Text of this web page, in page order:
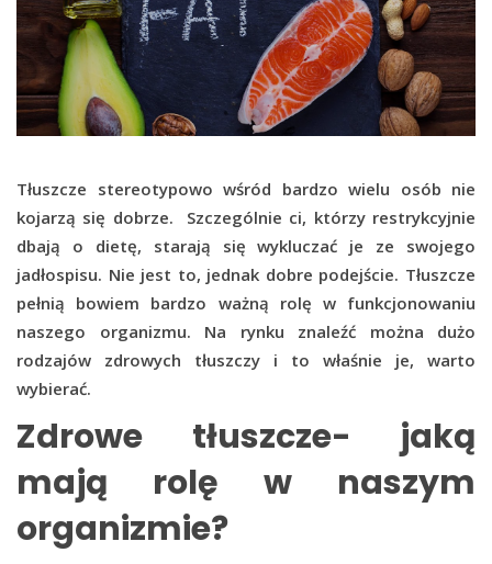
​Tłuszcze stereotypowo wśród bardzo wielu osób nie
kojarzą się dobrze. Szczególnie ci, którzy restrykcyjnie
dbają o dietę, starają się wykluczać je ze swojego
jadłospisu. Nie jest to, jednak dobre podejście. Tłuszcze
pełnią bowiem bardzo ważną rolę w funkcjonowaniu
naszego organizmu. Na rynku znaleźć można dużo
rodzajów zdrowych tłuszczy i to właśnie je, warto
wybierać.
Zdrowe tłuszcze- jaką
mają rolę w naszym
organizmie?